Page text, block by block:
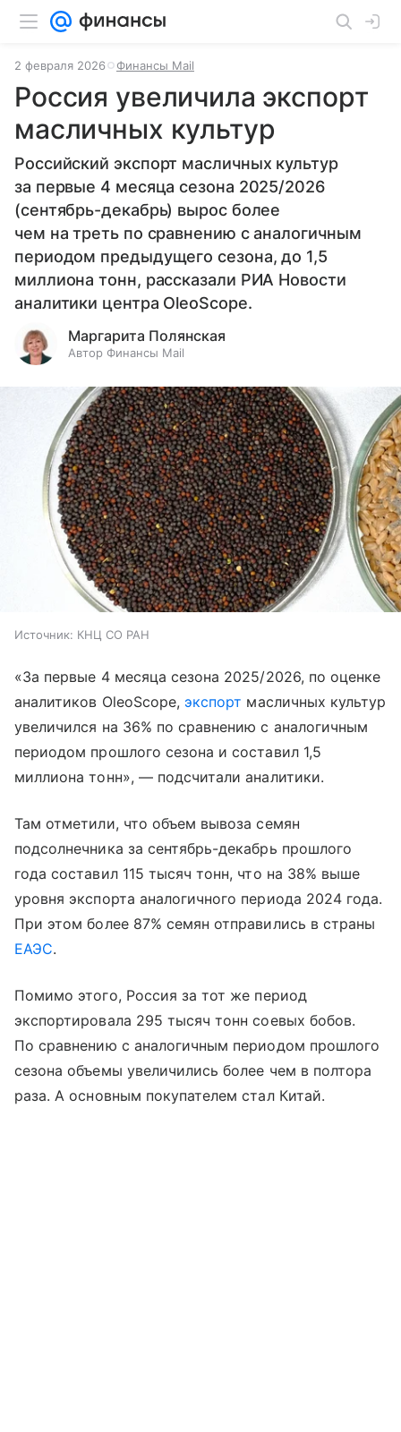
2 февраля 2026 Финансы Mail
Россия увеличила экспорт
масличных культур
Российский экспорт масличных культур
за первые 4 месяца сезона 2025/2026
(сентябрь-декабрь) вырос более
чем на треть по сравнению с аналогичным
периодом предыдущего сезона, до 1,5
миллиона тонн, рассказали РИА Новости
аналитики центра OleoScope.
Маргарита Полянская
Автор Финансы Mail
Источник: КНЦ СО РАН
«За первые 4 месяца сезона 2025/2026, по оценке
аналитиков OleoScope, экспорт масличных культур
увеличился на 36% по сравнению с аналогичным
периодом прошлого сезона и составил 1,5
миллиона тонн», — подсчитали аналитики.
Там отметили, что объем вывоза семян
подсолнечника за сентябрь-декабрь прошлого
года составил 115 тысяч тонн, что на 38% выше
уровня экспорта аналогичного периода 2024 года.
При этом более 87% семян отправились в страны
ЕАЭС.
Помимо этого, Россия за тот же период
экспортировала 295 тысяч тонн соевых бобов.
По сравнению с аналогичным периодом прошлого
сезона объемы увеличились более чем в полтора
раза. А основным покупателем стал Китай.